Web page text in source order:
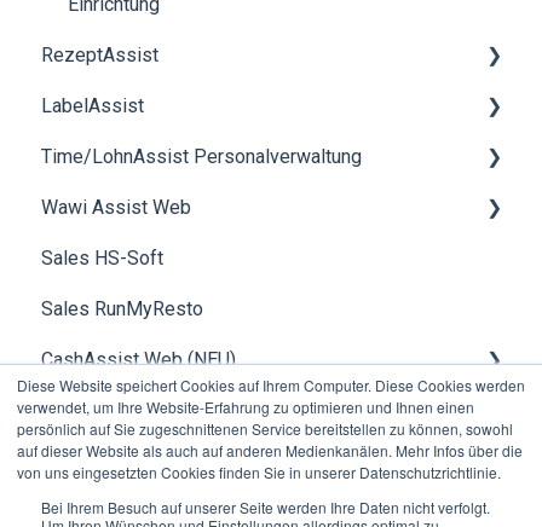
Diese Website speichert Cookies auf Ihrem Computer. Diese Cookies werden
verwendet, um Ihre Website-Erfahrung zu optimieren und Ihnen einen
persönlich auf Sie zugeschnittenen Service bereitstellen zu können, sowohl
auf dieser Website als auch auf anderen Medienkanälen. Mehr Infos über die
von uns eingesetzten Cookies finden Sie in unserer Datenschutzrichtlinie.
Bei Ihrem Besuch auf unserer Seite werden Ihre Daten nicht verfolgt.
Kreditkunden
Installationsanleitungen
RezeptAssist
Rezeptverwaltung
smartScale
Rohstoffverwaltung
Inventar
Allgemeines
LabelAssist
Allgemein
Time/LohnAssist Personalverwaltung
Allgemein
Zeiterfassung
Lohn
Wawi Assist Web
Kundenverwaltung
Artikelverwaltung
Lieferscheinverwaltung
Rechnungsstellung
Produktion
Debitoren
Sales HS-Soft
Sales RunMyResto
CashAssist Web (NEU)
Betriebsdaten, Erfassung Filialen & Kassen
Schablonenverwaltung (CashAssist Beta)